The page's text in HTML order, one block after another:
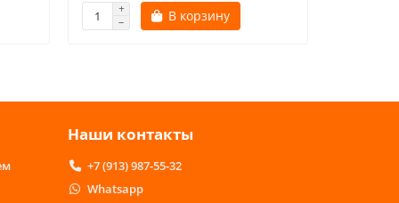
В корзину
Наши контакты
+7 (913) 987-55-32
Whatsapp